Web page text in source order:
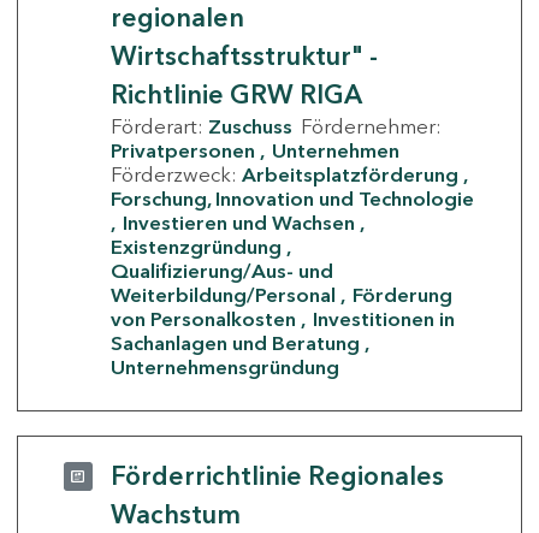
regionalen
Wirtschaftsstruktur" -
Richtlinie GRW RIGA
Förderart: Zuschuss Fördernehmer:
Privatpersonen
Unternehmen
Förderzweck: Arbeitsplatzförderung
Forschung, Innovation und Technologie
Investieren und Wachsen
Existenzgründung
Qualifizierung/Aus- und
Weiterbildung/Personal
Förderung
von Personalkosten
Investitionen in
Sachanlagen und Beratung
Unternehmensgründung
Förderrichtlinie Regionales
Wachstum